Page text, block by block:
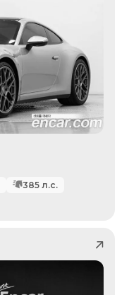
385 л.с.